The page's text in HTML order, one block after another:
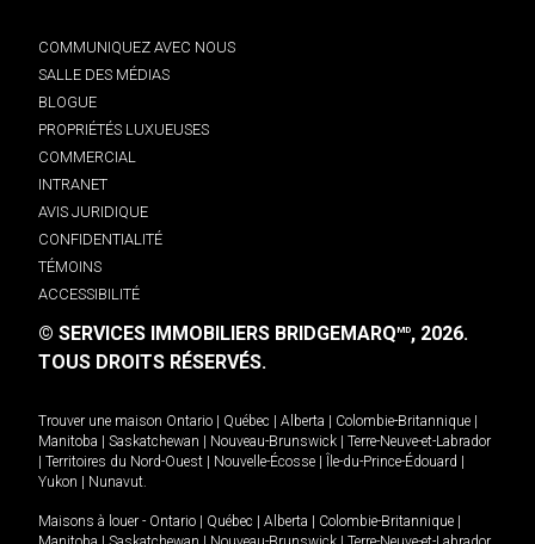
COMMUNIQUEZ AVEC NOUS
SALLE DES MÉDIAS
BLOGUE
PROPRIÉTÉS LUXUEUSES
COMMERCIAL
INTRANET
AVIS JURIDIQUE
CONFIDENTIALITÉ
TÉMOINS
ACCESSIBILITÉ
© SERVICES IMMOBILIERS BRIDGEMARQMD, 2026.
TOUS DROITS RÉSERVÉS.
Trouver une maison Ontario Québec Alberta Colombie-Britannique
Manitoba
Saskatchewan Nouveau-Brunswick
Terre-Neuve-et-Labrador
Territoires du Nord-Ouest Nouvelle-Écosse Île-du-Prince-Édouard
Yukon
Nunavut.
Maisons à louer - Ontario Québec Alberta Colombie-Britannique